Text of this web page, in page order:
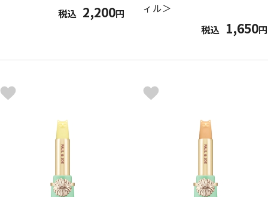
税込 2,200円
ィル＞
税込 1,650円